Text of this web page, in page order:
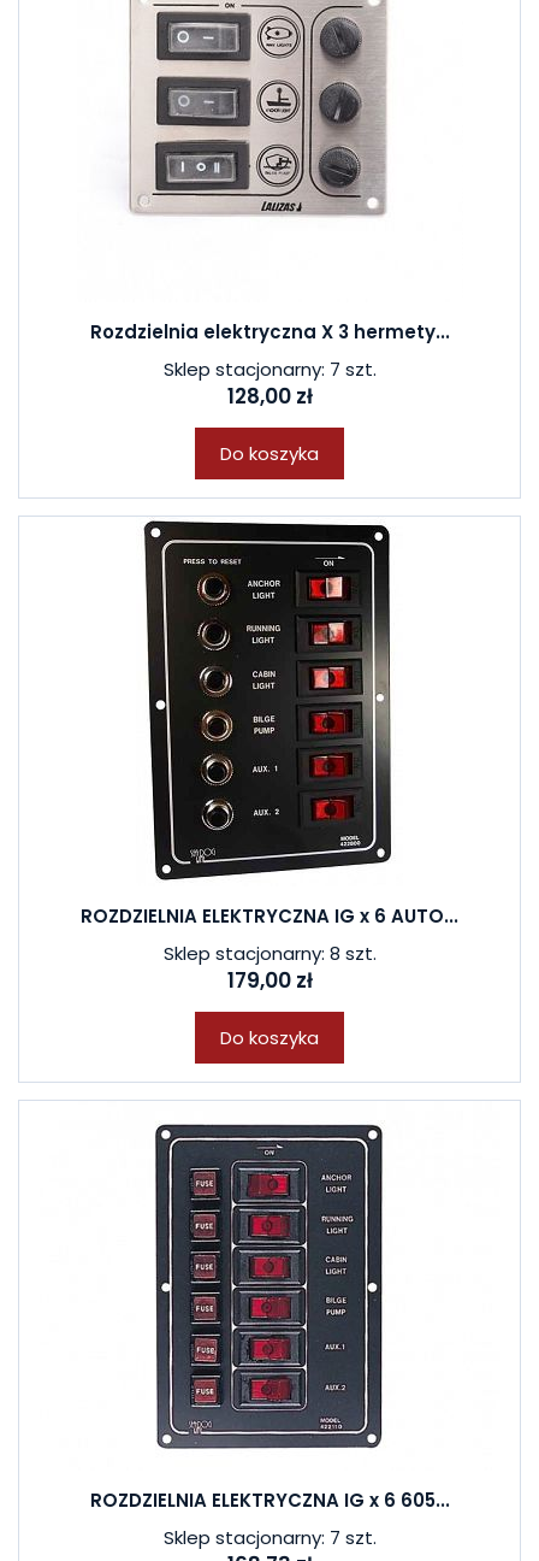
Rozdzielnia elektryczna X 3 hermety...
Sklep stacjonarny: 7 szt.
128,00 zł
Do koszyka
ROZDZIELNIA ELEKTRYCZNA IG x 6 AUTO...
Sklep stacjonarny: 8 szt.
179,00 zł
Do koszyka
ROZDZIELNIA ELEKTRYCZNA IG x 6 605...
Sklep stacjonarny: 7 szt.